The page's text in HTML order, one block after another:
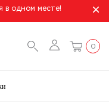
в одном месте!
0